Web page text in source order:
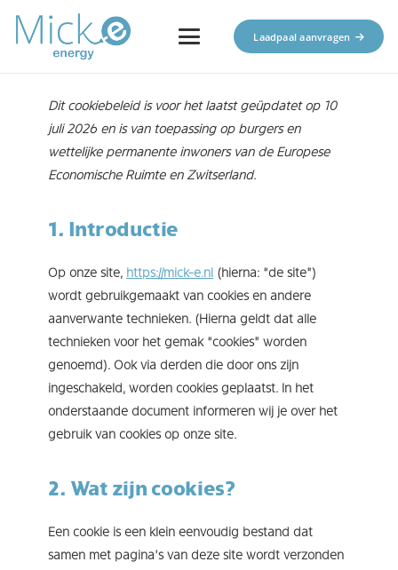
Laadpaal aanvragen
Dit cookiebeleid is voor het laatst geüpdatet op 10
juli 2026 en is van toepassing op burgers en
wettelijke permanente inwoners van de Europese
Economische Ruimte en Zwitserland.
1. Introductie
Op onze site, https://mick-e.nl (hierna: “de site”)
wordt gebruikgemaakt van cookies en andere
aanverwante technieken. (Hierna geldt dat alle
technieken voor het gemak “cookies” worden
genoemd). Ook via derden die door ons zijn
ingeschakeld, worden cookies geplaatst. In het
onderstaande document informeren wij je over het
gebruik van cookies op onze site.
2. Wat zijn cookies?
Een cookie is een klein eenvoudig bestand dat
samen met pagina’s van deze site wordt verzonden